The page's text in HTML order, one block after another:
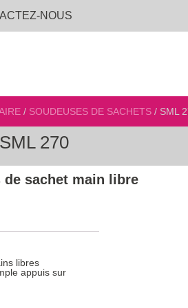
NOUS
/ SOUDEUSES DE SACHETS / SML
SML 270
de sachet main libre
libres
appuis sur